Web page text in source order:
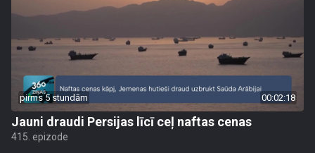
pirms 5 stundām 00:02:18
Jauni draudi Persijas līcī ceļ naftas cenas
415. epizode